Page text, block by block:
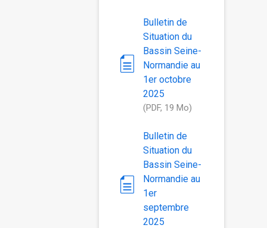
Bulletin de
Situation du
Bassin Seine-
Normandie au
1er octobre
2025
(PDF, 19 Mo)
Bulletin de
Situation du
Bassin Seine-
Normandie au
1er
septembre
2025